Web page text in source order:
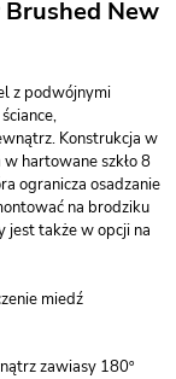
Brushed New
z podwójnymi
Konstrukcja w
hartowane szkło 8
ogranicza osadzanie
na brodziku
jest także w opcji na
miedź
zawiasy 180º